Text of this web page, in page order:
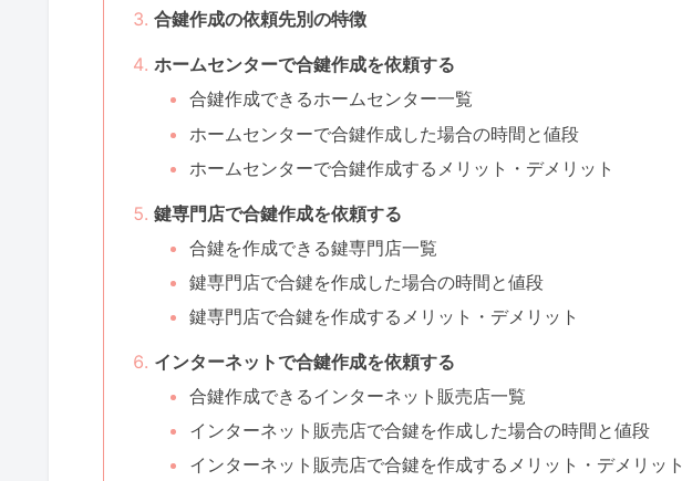
合鍵作成の依頼先別の特徴
ホームセンターで合鍵作成を依頼する
合鍵作成できるホームセンター一覧
ホームセンターで合鍵作成した場合の時間と値段
ホームセンターで合鍵作成するメリット・デメリット
鍵専門店で合鍵作成を依頼する
合鍵を作成できる鍵専門店一覧
鍵専門店で合鍵を作成した場合の時間と値段
鍵専門店で合鍵を作成するメリット・デメリット
インターネットで合鍵作成を依頼する
合鍵作成できるインターネット販売店一覧
インターネット販売店で合鍵を作成した場合の時間と値段
インターネット販売店で合鍵を作成するメリット・デメリット